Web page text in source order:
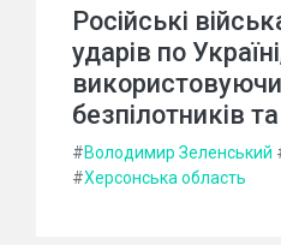
Російські
ударів по
безпілотників
#Володимир Зеленський
#Херсонська область